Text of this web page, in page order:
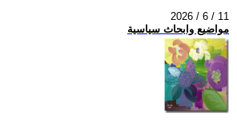
2026 / 6 / 11
مواضيع وابحاث سياسية